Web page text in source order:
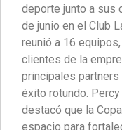
deporte junto a sus
de junio en el Club
reunió a 16
clientes de la
principales partners
éxito rotundo.
destacó que la
espacio para